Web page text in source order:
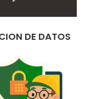
DE DATOS